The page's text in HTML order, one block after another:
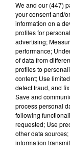
Lecture
100%
100% Radio
We and our (447)
your consent and/
information on a
profiles for
advertising;
performance;
of data from
profiles to
content; Use
detect fraud, and
Save and
process personal
following
requested; Use
other data
information